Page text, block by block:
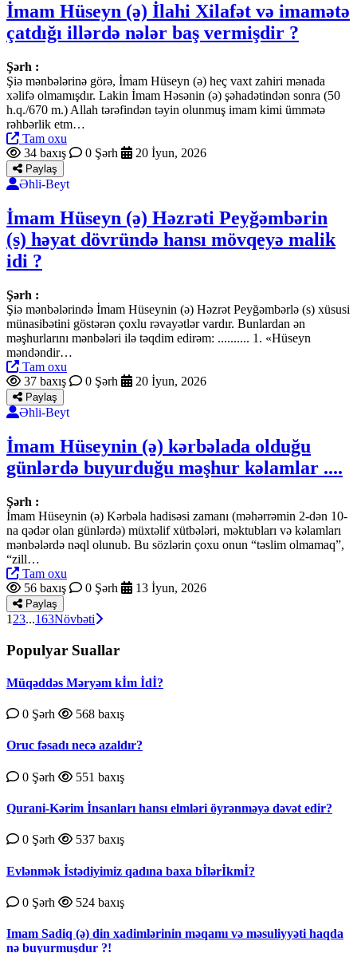
İmam Hüseyn (ə) İlahi Xilafət və imamətə
çatdığı illərdə nələr baş vermişdir ?
Şərh :
Şiə mənbələrinə görə, İmam Hüseyn (ə) heç vaxt zahiri mənada
xəlifə olmamışdır. Lakin İmam Həsənin (ə) şəhadətindən sonra (50
h.q./670 m.) Allah tərəfindən təyin olunmuş imam kimi ümmətə
rəhbərlik etm…
Tam oxu
34 baxış
0 Şərh 20 İyun, 2026
Paylaş
Əhli-Beyt
İmam Hüseyn (ə) Həzrəti Peyğəmbərin
(s) həyat dövründə hansı mövqeyə malik
idi ?
Şərh :
Şiə mənbələrində İmam Hüseynin (ə) Həzrət Peyğəmbərlə (s) xüsusi
münasibətini göstərən çoxlu rəvayətlər vardır. Bunlardan ən
məşhurlarını mənbələri ilə təqdim edirəm: .......... 1. «Hüseyn
məndəndir…
Tam oxu
37 baxış
0 Şərh 20 İyun, 2026
Paylaş
Əhli-Beyt
İmam Hüseynin (ə) kərbəlada olduğu
günlərdə buyurduğu məşhur kəlamlar ....
Şərh :
İmam Hüseynin (ə) Kərbəla hadisəsi zamanı (məhərrəmin 2-dən 10-
na qədər olan günlərdə) müxtəlif xütbələri, məktubları və kəlamları
mənbələrdə nəql olunub. Bu sözlərin çoxu onun “təslim olmamaq”,
“zill…
Tam oxu
56 baxış
0 Şərh 13 İyun, 2026
Paylaş
1 23...163Növbəti
Populyar Suallar
Müqəddəs Məryəm kİm İdİ?
0 Şərh 568 baxış
Oruc fəsadı necə azaldır?
0 Şərh 551 baxış
Qurаni-Kərim İnsаnlаrı hаnsı еlmləri öyrənməyə dəvət еdir?
0 Şərh 537 baxış
Evlənmək İstədiyimiz qadına baxa bİlərİkmİ?
0 Şərh 524 baxış
Imam Sadiq (ə) din xadimlərinin məqamı və məsuliyyəti haqda
nə buyurmuşdur ?!